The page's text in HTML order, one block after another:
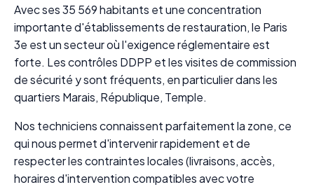
Avec ses 35 569 habitants et une concentration
importante d'établissements de restauration, le Paris
3e est un secteur où l'exigence réglementaire est
forte. Les contrôles DDPP et les visites de commission
de sécurité y sont fréquents, en particulier dans les
quartiers Marais, République, Temple.
Nos techniciens connaissent parfaitement la zone, ce
qui nous permet d'intervenir rapidement et de
respecter les contraintes locales (livraisons, accès,
horaires d'intervention compatibles avec votre